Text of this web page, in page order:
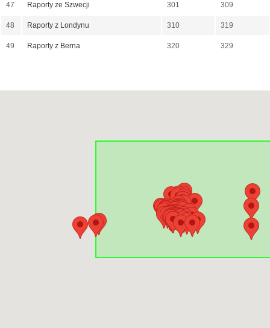
47 Raporty ze Szwecji 301 309
48 Raporty z Londynu 310 319
49 Raporty z Berna 320 329